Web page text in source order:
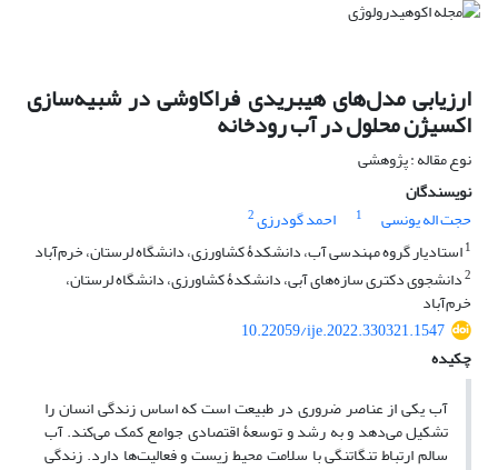
ارزیابی مدل‌های هیبریدی فراکاوشی در شبیه‌سازی
اکسیژن محلول در آب رودخانه
نوع مقاله : پژوهشی
نویسندگان
حجت اله یونسی
1 احمد گودرزی2
1استادیار گروه مهندسی آب، دانشکدۀ کشاورزی، دانشگاه لرستان، خرم‌آباد
2دانشجوی دکتری سازه‌های آبی، دانشکدۀ کشاورزی، دانشگاه لرستان،
خرم‌آباد
10.22059/ije.2022.330321.1547
چکیده
آب یکی از عناصر ضروری در طبیعت است که اساس زندگی انسان را
تشکیل می‌دهد و به رشد و توسعۀ اقتصادی جوامع کمک می‌کند. آب
سالم ارتباط تنگاتنگی با سلامت محیط زیست و فعالیت‌ها دارد. زندگی